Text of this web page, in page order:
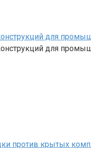
для
для
против крытых